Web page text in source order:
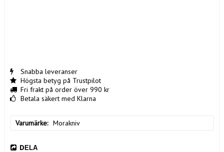
Snabba leveranser
Högsta betyg på Trustpilot
Fri frakt på order över 990 kr
Betala säkert med Klarna
Varumärke Morakniv
DELA